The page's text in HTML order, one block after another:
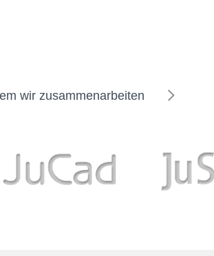
wir zusammenarbeiten